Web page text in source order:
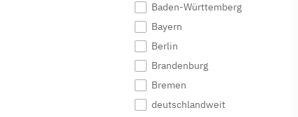
Baden-Württemberg
Bayern
Berlin
Brandenburg
Bremen
deutschlandweit